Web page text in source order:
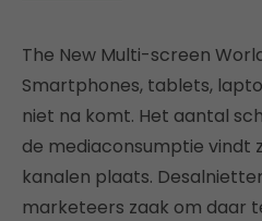
The New Multi-screen
Smartphones, tablets,
niet na komt. Het aantal
de mediaconsumptie vindt
kanalen plaats.
marketeers zaak om daar